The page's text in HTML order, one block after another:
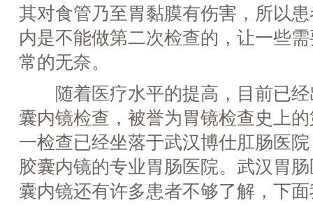
其对食管乃至胃黏膜有伤害，所以
内是不能做第二次检查的，让一些
常的无奈。
随着医疗水平的提高，目前已经
囊内镜检查，被誉为胃镜检查史上
一检查已经坐落于武汉博仕肛肠医
胶囊内镜的专业胃肠医院。武汉胃
囊内镜还有许多患者不够了解，下